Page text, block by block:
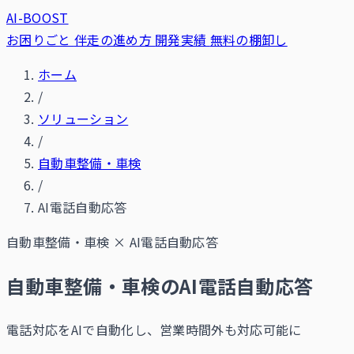
AI-BOOST
お困りごと 伴走の進め方 開発実績 無料の棚卸し
ホーム
/
ソリューション
/
自動車整備・車検
/
AI電話自動応答
自動車整備・車検 × AI電話自動応答
自動車整備・車検のAI電話自動応答
電話対応をAIで自動化し、営業時間外も対応可能に